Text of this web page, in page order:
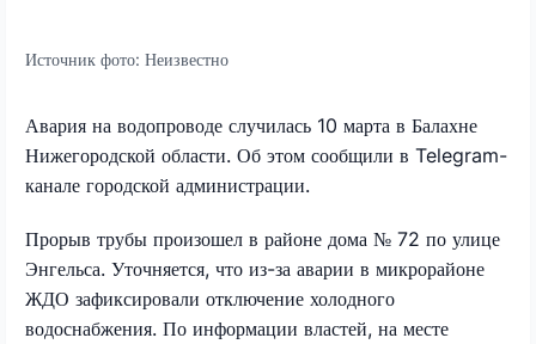
Источник фото: Неизвестно
Авария на водопроводе случилась 10 марта в Балахне
Нижегородской области. Об этом сообщили в Telegram-
канале городской администрации.
Прорыв трубы произошел в районе дома № 72 по улице
Энгельса. Уточняется, что из-за аварии в микрорайоне
ЖДО зафиксировали отключение холодного
водоснабжения. По информации властей, на месте